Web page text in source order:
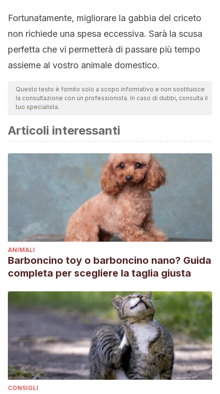
Fortunatamente, migliorare la gabbia del criceto
non richiede una spesa eccessiva. Sarà la scusa
perfetta che vi permetterà di passare più tempo
assieme al vostro animale domestico.
Questo testo è fornito solo a scopo informativo e non sostituisce
la consultazione con un professionista. In caso di dubbi, consulta il
tuo specialista.
Articoli interessanti
ANIMALI
Barboncino toy o barboncino nano? Guida
completa per scegliere la taglia giusta
CONSIGLI